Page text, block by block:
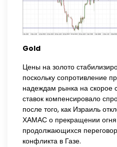
Gold
Цены на золото
поскольку сопротивление
надеждам рынка на скорое
ставок компенсировало
после того, как Израиль
ХАМАС о прекращении
продолжающихся
конфликта в Газе.